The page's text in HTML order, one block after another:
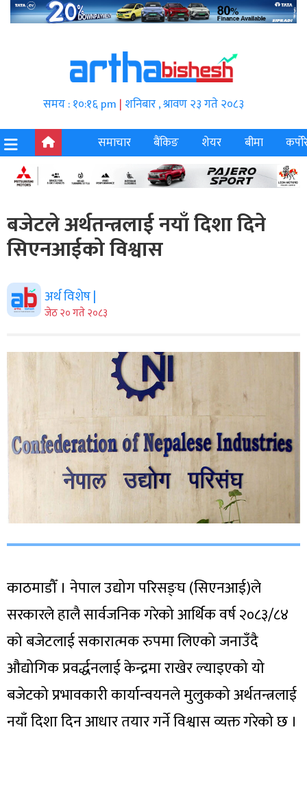
समय : १०:१६ pm | शनिबार , श्रावण २३ गते २०८३
समाचार
बैंकिङ शेयर बीमा
बजेटले अर्थतन्त्रलाई नयाँ दिशा दिने
सिएनआईको विश्वास
अर्थ विशेष |
जेठ २० गते २०८३
काठमाडौँ । नेपाल उद्योग परिसङ्घ (सिएनआई)ले
सरकारले हालै सार्वजनिक गरेको आर्थिक वर्ष २०८३/८४
को बजेटलाई सकारात्मक रुपमा लिएको जनाउँदै
औद्योगिक प्रवर्द्धनलाई केन्द्रमा राखेर ल्याइएको यो
बजेटको प्रभावकारी कार्यान्वयनले मुलुकको अर्थतन्त्रलाई
नयाँ दिशा दिन आधार तयार गर्ने विश्वास व्यक्त गरेको छ ।